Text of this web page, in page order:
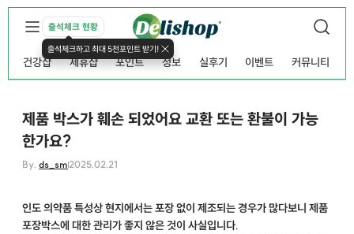
출석체크 현황
출석체크하고 최대 5천포인트 받기!
건강샵 제휴샵 포인트 정보 실후기 이벤트 커뮤니티
제품 박스가 훼손 되었어요 교환 또는 환불이 가능
한가요?
By.ds_sm2025.02.21
인도 의약품 특성상 현지에서는 포장 없이 제조되는 경우가 많다보니 제품
포장박스에 대한 관리가 좋지 않은 것이 사실입니다.